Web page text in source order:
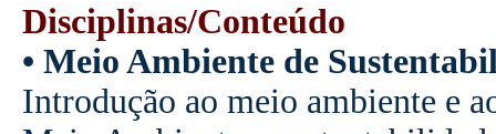
Disciplinas/Conteúdo
• Meio Ambiente de
Introdução ao meio ambiente e